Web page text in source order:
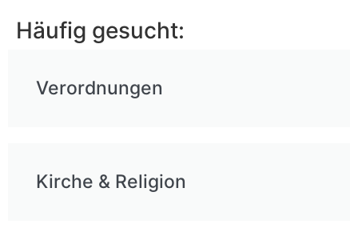
Häufig gesucht:
Verordnungen
Kirche & Religion